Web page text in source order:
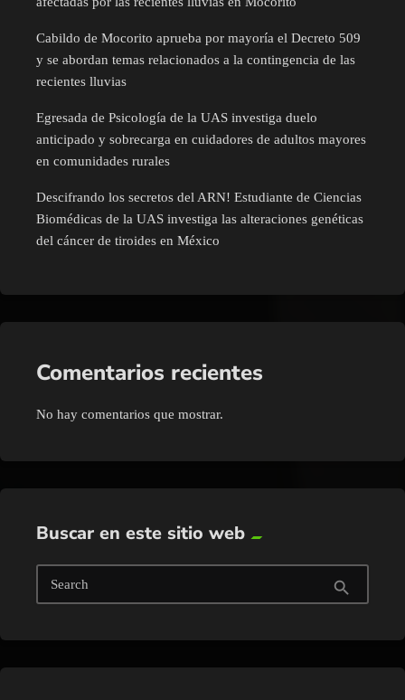
Cabildo de Mocorito aprueba por mayoría el Decreto 509
y se abordan temas relacionados a la contingencia de las
recientes lluvias
Egresada de Psicología de la UAS investiga duelo
anticipado y sobrecarga en cuidadores de adultos mayores
en comunidades rurales
Descifrando los secretos del ARN! Estudiante de Ciencias
Biomédicas de la UAS investiga las alteraciones genéticas
del cáncer de tiroides en México
Comentarios recientes
No hay comentarios que mostrar.
Buscar en este sitio web
Search search